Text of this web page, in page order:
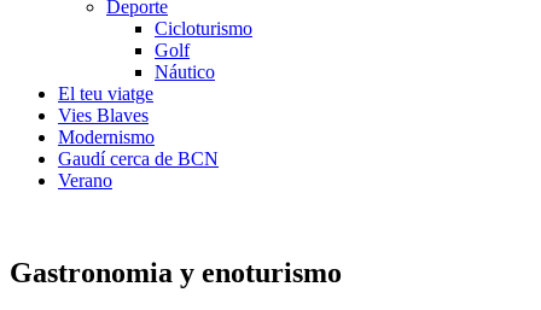
Deporte
Cicloturismo
Golf
Náutico
El teu viatge
Vies Blaves
Modernismo
Gaudí cerca de BCN
Verano
Gastronomia y enoturismo